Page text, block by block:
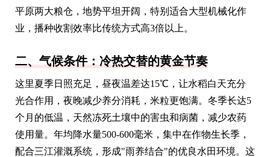
平原两大粮仓，地势平坦开阔，特别适合大型机械化作
业，播种收割效率比传统方式高3倍以上。
二、气候条件：冷热交替的黄金节奏
这里夏季日照充足，昼夜温差达15℃，让水稻白天充分
光合作用，夜晚减少养分消耗，米粒更饱满。冬季长达5
个月的低温，天然冻死土壤中的害虫和病菌，减少农药
使用量。年均降水量500-600毫米，集中在作物生长季，
配合三江灌溉系统，形成"雨养结合"的优良水田环境。这